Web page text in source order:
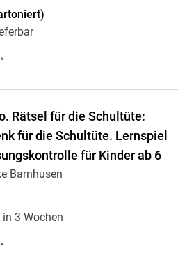
*
Rätsel für die Schultüte:
für die Schultüte. Lernspiel
für Kinder ab 6
Barnhusen
3 Wochen
*